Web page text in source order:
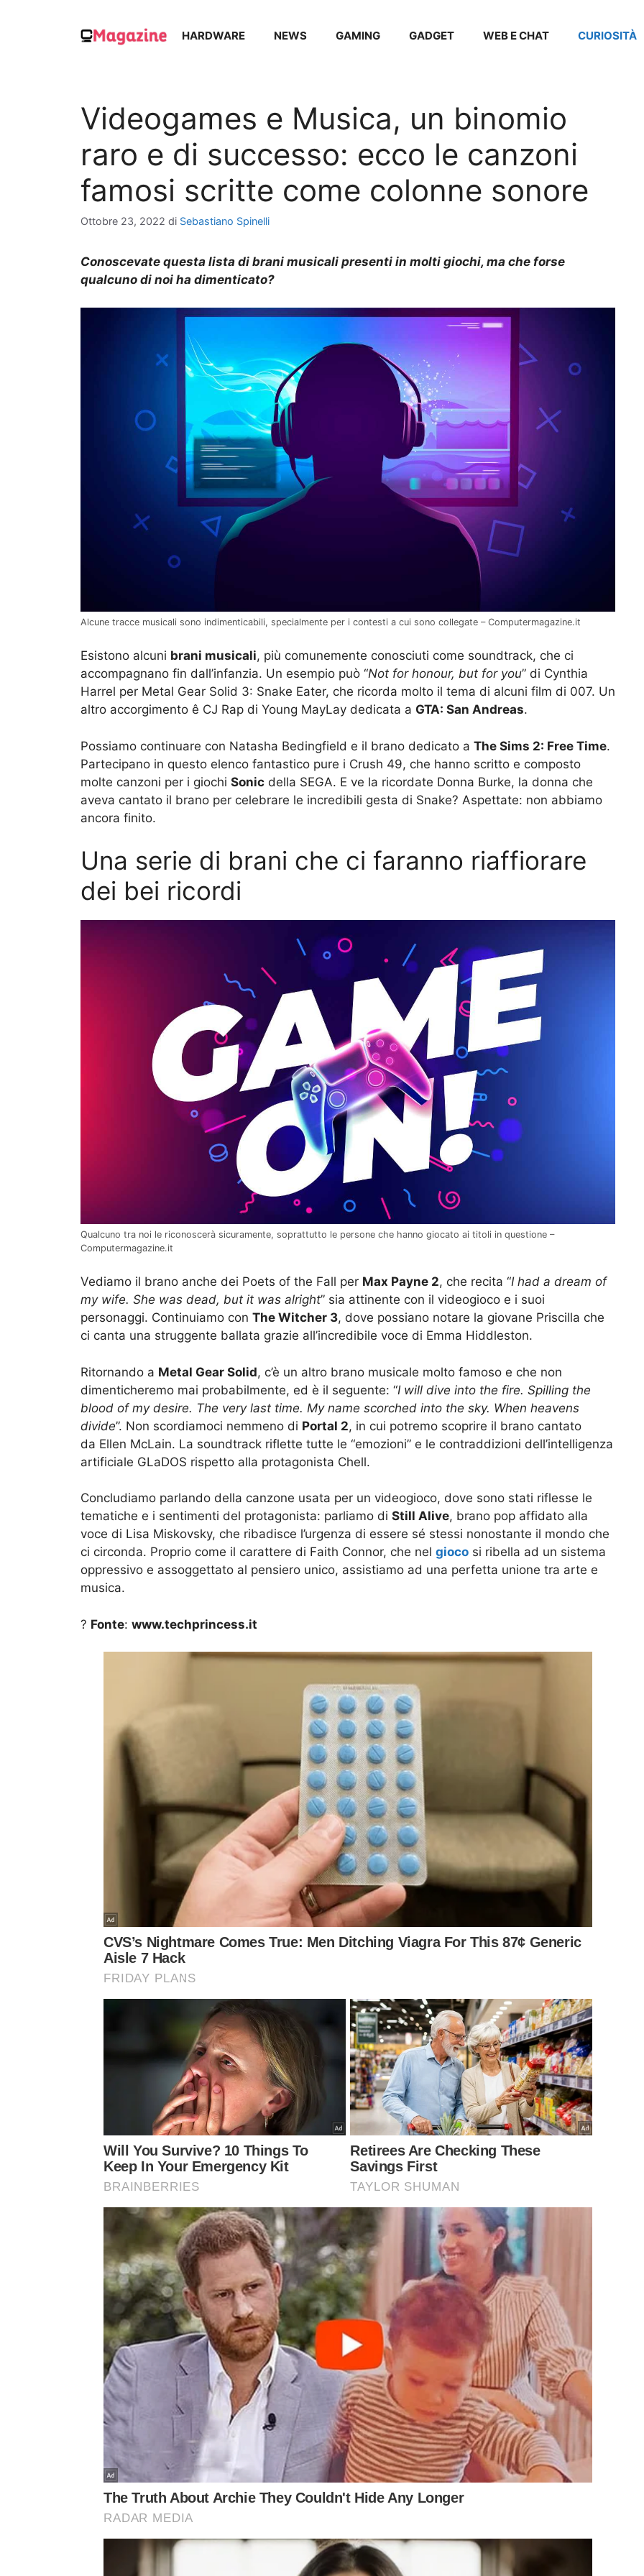
HARDWARE NEWS GAMING GADGET WEB E CHAT CURIOSITÀ
Videogames e Musica, un binomio
raro e di successo: ecco le canzoni
famosi scritte come colonne sonore
Ottobre 23, 2022 di Sebastiano Spinelli
Conoscevate questa lista di brani musicali presenti in molti giochi, ma che forse
qualcuno di noi ha dimenticato?
Alcune tracce musicali sono indimenticabili, specialmente per i contesti a cui sono collegate – Computermagazine.it
Esistono alcuni brani musicali, più comunemente conosciuti come soundtrack, che ci
accompagnano fin dall’infanzia. Un esempio può “Not for honour, but for you” di Cynthia
Harrel per Metal Gear Solid 3: Snake Eater, che ricorda molto il tema di alcuni film di 007. Un
altro accorgimento ê CJ Rap di Young MayLay dedicata a GTA: San Andreas.
Possiamo continuare con Natasha Bedingfield e il brano dedicato a The Sims 2: Free Time.
Partecipano in questo elenco fantastico pure i Crush 49, che hanno scritto e composto
molte canzoni per i giochi Sonic della SEGA. E ve la ricordate Donna Burke, la donna che
aveva cantato il brano per celebrare le incredibili gesta di Snake? Aspettate: non abbiamo
ancora finito.
Una serie di brani che ci faranno riaffiorare
dei bei ricordi
Qualcuno tra noi le riconoscerà sicuramente, soprattutto le persone che hanno giocato ai titoli in questione –
Computermagazine.it
Vediamo il brano anche dei Poets of the Fall per Max Payne 2, che recita “I had a dream of
my wife. She was dead, but it was alright” sia attinente con il videogioco e i suoi
personaggi. Continuiamo con The Witcher 3, dove possiano notare la giovane Priscilla che
ci canta una struggente ballata grazie all’incredibile voce di Emma Hiddleston.
Ritornando a Metal Gear Solid, c’è un altro brano musicale molto famoso e che non
dimenticheremo mai probabilmente, ed è il seguente: “I will dive into the fire. Spilling the
blood of my desire. The very last time. My name scorched into the sky. When heavens
divide”. Non scordiamoci nemmeno di Portal 2, in cui potremo scoprire il brano cantato
da Ellen McLain. La soundtrack riflette tutte le “emozioni” e le contraddizioni dell’intelligenza
artificiale GLaDOS rispetto alla protagonista Chell.
Concludiamo parlando della canzone usata per un videogioco, dove sono stati riflesse le
tematiche e i sentimenti del protagonista: parliamo di Still Alive, brano pop affidato alla
voce di Lisa Miskovsky, che ribadisce l’urgenza di essere sé stessi nonostante il mondo che
ci circonda. Proprio come il carattere di Faith Connor, che nel gioco si ribella ad un sistema
oppressivo e assoggettato al pensiero unico, assistiamo ad una perfetta unione tra arte e
musica.
? Fonte: www.techprincess.it